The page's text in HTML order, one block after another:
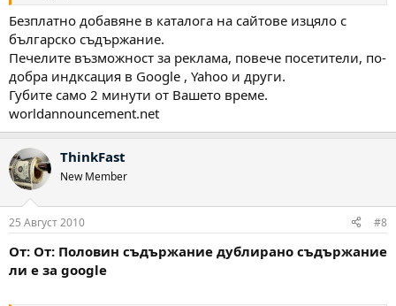
Безплатно добавяне в каталога на сайтове изцяло с
българско съдържание.
Печелите възможност за реклама, повече посетители, по-
добра индксация в Google , Yahoo и други.
Губите само 2 минути от Вашето време.
worldannouncement.net
ThinkFast
New Member
25 Август 2010 #8
От: От: Половин съдържание дублирано съдържание
ли е за google